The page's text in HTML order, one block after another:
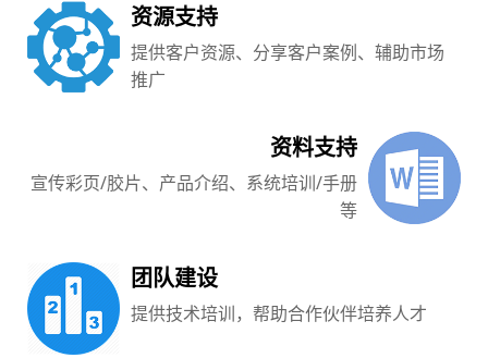
资源支持
提供客户资源、分享客户案例、辅助市场
推广
资料支持
宣传彩页/胶片、产品介绍、系统培训/手册
等
团队建设
提供技术培训，帮助合作伙伴培养人才